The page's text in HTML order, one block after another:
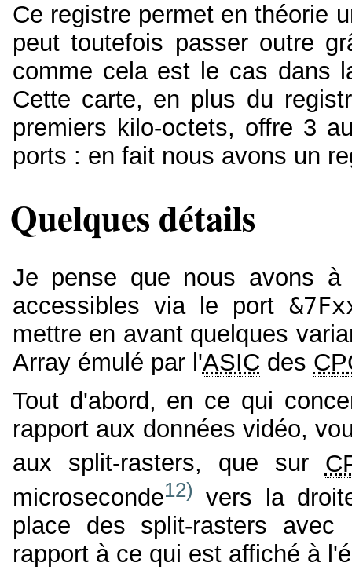
Ce registre permet en théorie
peut toutefois passer outre
comme cela est le cas dans
Cette carte, en plus du
premiers kilo-octets, offre 3
ports : en fait nous avons un
Quelques détails
Je pense que nous avons
accessibles via le port
mettre en avant quelques
Array émulé par l'ASIC des
Tout d'abord, en ce qui
rapport aux données vidéo,
aux split-rasters, que sur
microseconde12) vers la
place des split-rasters
rapport à ce qui est affiché à